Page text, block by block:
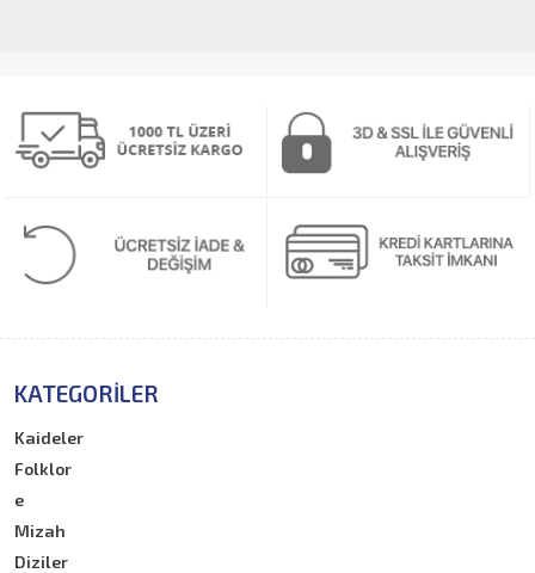
KATEGORILER
Kaideler
Folklor
e
Mizah
Diziler